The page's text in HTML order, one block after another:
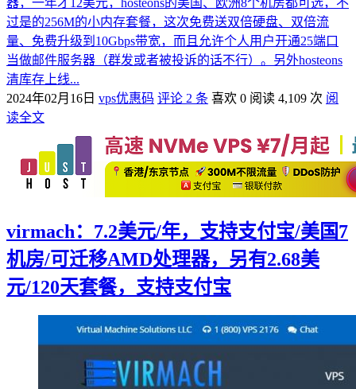
过是的256M的小内存套餐，这次免费送双倍硬盘、双倍流
量、免费升级到10Gbps带宽，而且允许个人用户开通25端口
当做邮件服务器（群发或者被投诉的话不行）。另外hosteons
清库存上线...
2024年02月16日 vps优惠码 评论 2 条 喜欢 0 阅读 4,109 次 阅
读全文
virmach：7.2美元/年，支持支付宝/美国7
机房/可迁移AMD处理器，另有2.68美
元/120天套餐，支持支付宝